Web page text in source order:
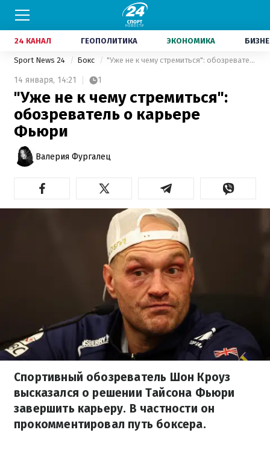
24 КАНАЛ ГЕОПОЛИТИКА ЭКОНОМИКА
Sport News 24 Бокс "Уже не к чему стремиться": обозреватель о карьере Фьюри
14 января, 14:21 1
"Уже не к чему стремиться":
обозреватель о карьере
Фьюри
Валерия Фургалец
Спортивный обозреватель Шон Кроуз
высказался о решении Тайсона Фьюри
завершить карьеру. В частности он
прокомментировал путь боксера.